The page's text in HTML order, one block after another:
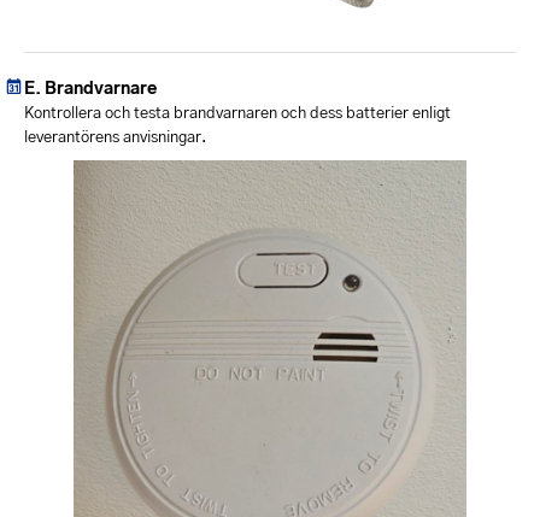
Brandvarnare
Kontrollera och testa brandvarnaren och dess batterier enligt
leverantörens anvisningar.